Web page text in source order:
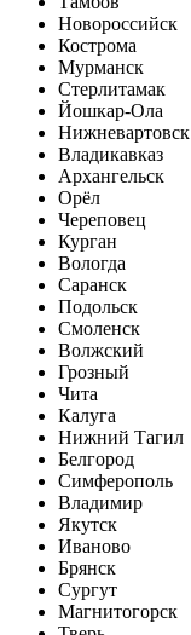
Новороссийск
Кострома
Мурманск
Стерлитамак
Йошкар-Ола
Нижневартовск
Владикавказ
Архангельск
Орёл
Череповец
Курган
Вологда
Саранск
Подольск
Смоленск
Волжский
Грозный
Чита
Калуга
Нижний Тагил
Белгород
Симферополь
Владимир
Якутск
Иваново
Брянск
Сургут
Магнитогорск